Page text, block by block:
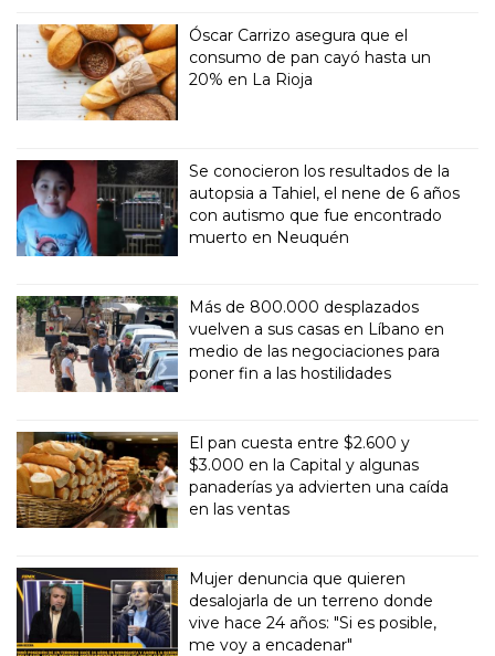
Óscar Carrizo asegura que el
consumo de pan cayó hasta un
20% en La Rioja
Se conocieron los resultados de la
autopsia a Tahiel, el nene de 6 años
con autismo que fue encontrado
muerto en Neuquén
Más de 800.000 desplazados
vuelven a sus casas en Líbano en
medio de las negociaciones para
poner fin a las hostilidades
El pan cuesta entre $2.600 y
$3.000 en la Capital y algunas
panaderías ya advierten una caída
en las ventas
Mujer denuncia que quieren
desalojarla de un terreno donde
vive hace 24 años: "Si es posible,
me voy a encadenar"